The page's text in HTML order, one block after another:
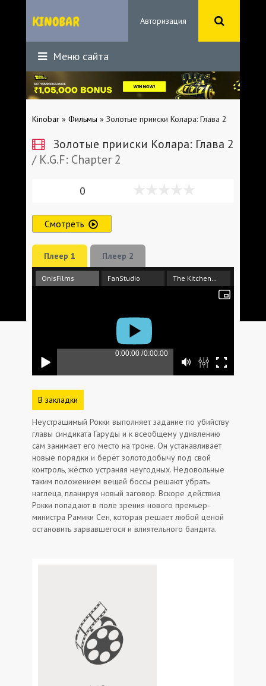
Авторизация
Меню сайта
Kinobar » Фильмы » Золотые прииски Колара: Глава 2
Золотые прииски Колара: Глава 2
/ K.G.F: Chapter 2
0
Смотреть
Плеер 1 Плеер 2
OnisFilms FanStudio
В закладки
Неустрашимый Рокки выполняет задание по убийству
главы синдиката Гаруды и к всеобщему удивлению
сам занимает его место на троне. Он устанавливает
новые порядки и берёт золотодобычу под свой
контроль, жёстко устраняя неугодных. Недовольные
таким положением вещей боссы решают убрать
наглеца, планируя новый заговор. Вскоре действия
Рокки попадают в поле зрения нового премьер-
министра Рамики Сен, которая решает любой ценой
остановить зарвавшегося и влиятельного бандита.